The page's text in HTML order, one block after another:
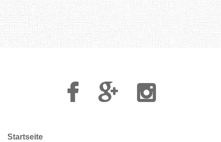
Facebook
Google
Plus
Instagram
Startseite